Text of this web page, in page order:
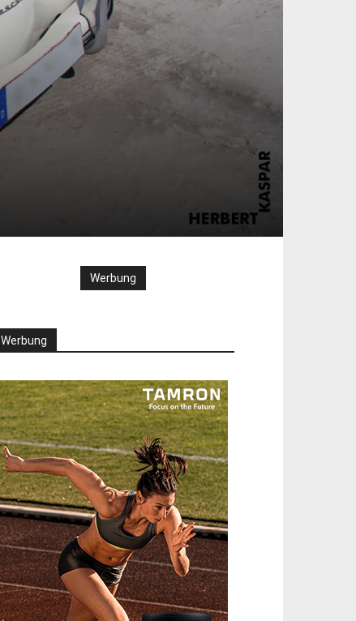
Werbung
Werbung